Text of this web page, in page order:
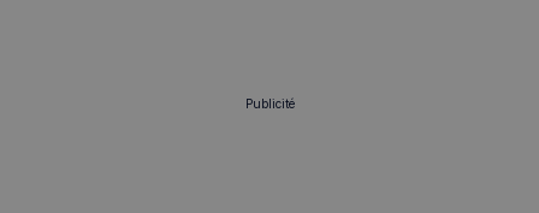
Publicité